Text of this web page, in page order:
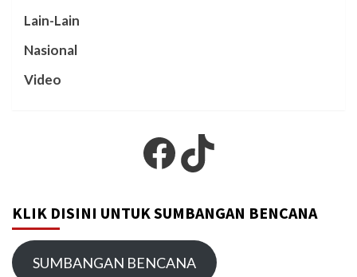
Lain-Lain
Nasional
Video
Facebook
TikTok
KLIK DISINI UNTUK SUMBANGAN BENCANA
SUMBANGAN BENCANA